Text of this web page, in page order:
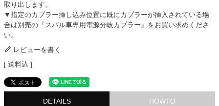
取り出します。
▼指定のカプラー挿し込み位置に既にカプラーが挿入されている場
合は別売の『スバル車専用電源分岐カプラー』をお買い求めくださ
い。
レビューを書く
送料込
DETAILS
HOWTO